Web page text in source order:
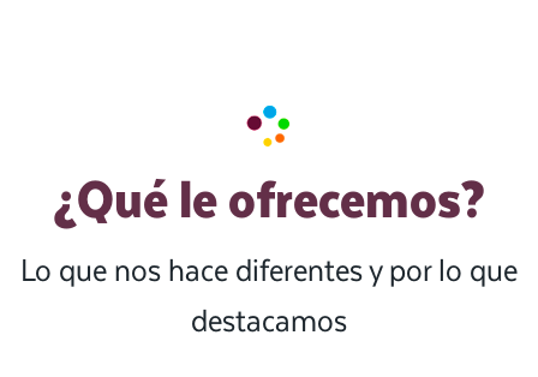
¿Qué le ofrecemos?
Lo que nos hace diferentes y por lo que
destacamos